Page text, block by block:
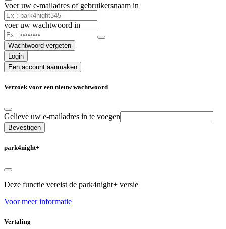
Voer uw e-mailadres of gebruikersnaam in
voer uw wachtwoord in
Wachtwoord vergeten
Login
Een account aanmaken
Verzoek voor een nieuw wachtwoord
Gelieve uw e-mailadres in te voegen
Bevestigen
park4night+
Deze functie vereist de park4night+ versie
Voor meer informatie
Vertaling